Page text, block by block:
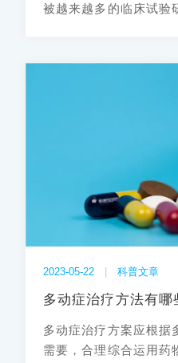
被越来越多的临床试验
2023-05-22 科普文章
多动症治疗方法有哪
多动症治疗方案应根据
需要，合理综合运用药